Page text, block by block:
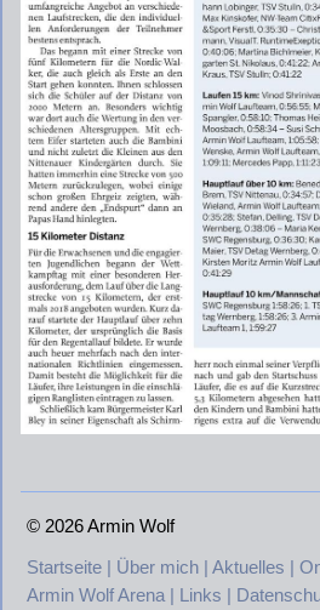
© 2026 Armin Wolf
Startseite | Über mich | Aktuelles |
Armin Wolf Arena | Links |